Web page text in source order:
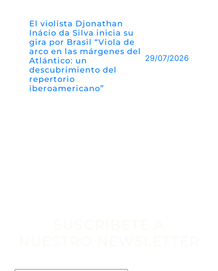
El violista Djonathan
Inácio da Silva inicia su
gira por Brasil “Viola de
arco en las márgenes del
Atlántico: un
descubrimiento del
repertorio
iberoamericano”
29/07/2026